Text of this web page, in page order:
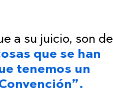
a su juicio, son de
que se han
tenemos un